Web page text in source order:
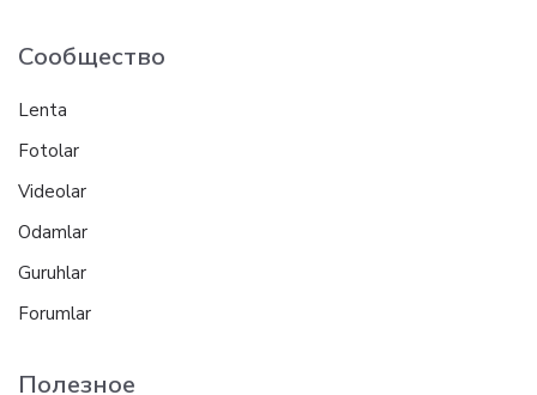
Сообщество
Lenta
Fotolar
Videolar
Odamlar
Guruhlar
Forumlar
Полезное